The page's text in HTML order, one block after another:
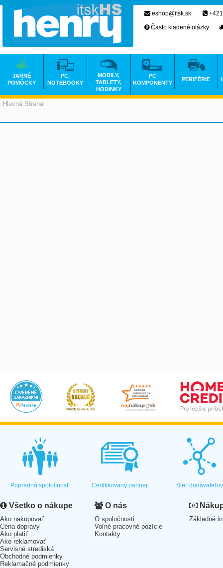
Hlavná Strana
eshop@itsk.sk
Často kladené otázky
JARNÉ
POMÔCKY
PC,
NOTEBOOKY
MOBILY,
TABLETY,
HODINKY
PC
KOMPONENTY
PERIFÉRIE
Popredná spoločnosť Certifikovaný partner Sieť dodávateľov
Všetko o nákupe
Ako nakupovať
Cena dopravy
Ako platiť
Ako reklamovať
Servisné strediská
Obchodné podmienky
Reklamačné podmienky
O nás
O spoločnosti
Voľné pracovné pozície
Kontakty
Základné